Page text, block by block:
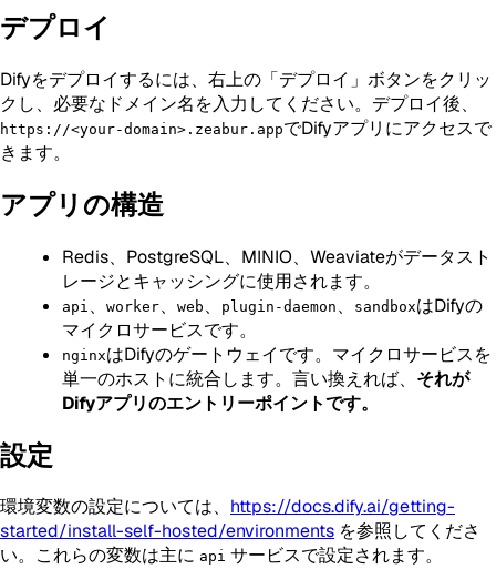
デプロイ
Difyをデプロイするには、右上の「デプロイ」ボタンをクリッ
クし、必要なドメイン名を入力してください。デプロイ後、
https://<your-domain>.zeabur.appでDifyアプリにアクセスで
きます。
アプリの構造
Redis、PostgreSQL、MINIO、Weaviateがデータスト
レージとキャッシングに使用されます。
api 、 worker、 web 、 plugin-daemon 、 sandboxはDifyの
マイクロサービスです。
nginxはDifyのゲートウェイです。マイクロサービスを
単一のホストに統合します。言い換えれば、 それが
Difyアプリのエントリーポイントです。
設定
環境変数の設定については、 https://docs.dify.ai/getting-
started/install-self-hosted/environments を参照してくださ
い。これらの変数は主に api サービスで設定されます。